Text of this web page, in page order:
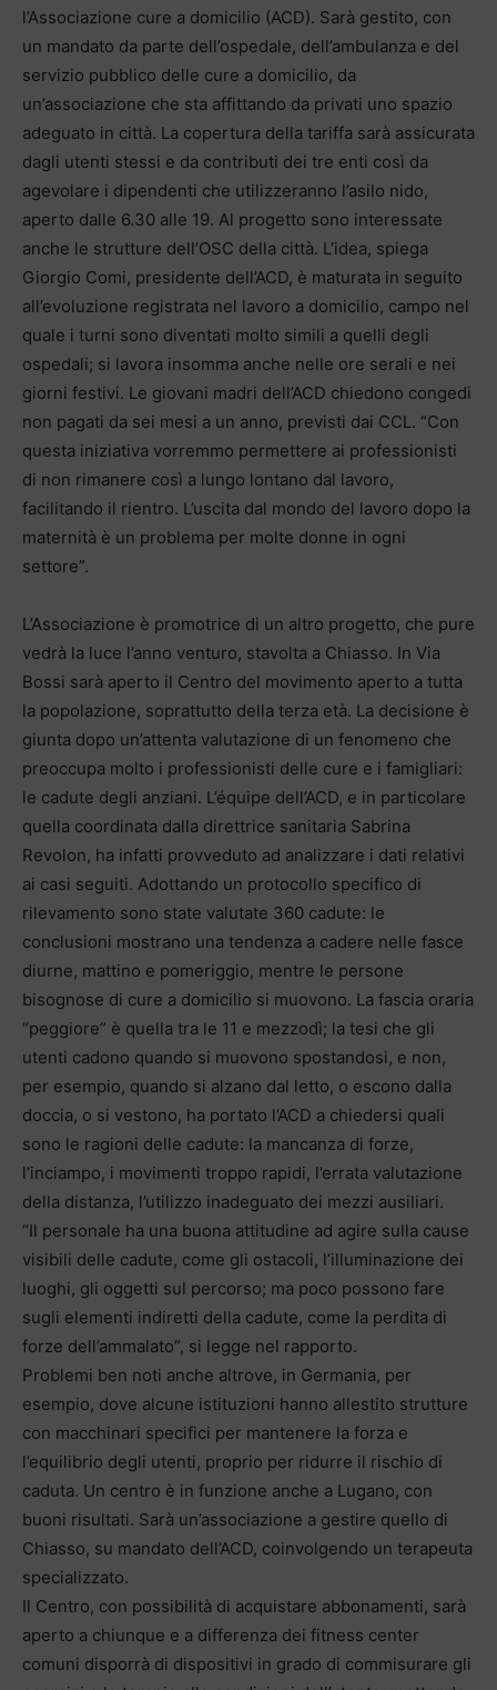
l’Associazione cure a domicilio (ACD). Sarà gestito, con
un mandato da parte dell’ospedale, dell’ambulanza e del
servizio pubblico delle cure a domicilio, da
un’associazione che sta affittando da privati uno spazio
adeguato in città. La copertura della tariffa sarà assicurata
dagli utenti stessi e da contributi dei tre enti così da
agevolare i dipendenti che utilizzeranno l’asilo nido,
aperto dalle 6.30 alle 19. Al progetto sono interessate
anche le strutture dell’OSC della città. L’idea, spiega
Giorgio Comi, presidente dell’ACD, è maturata in seguito
all’evoluzione registrata nel lavoro a domicilio, campo nel
quale i turni sono diventati molto simili a quelli degli
ospedali; si lavora insomma anche nelle ore serali e nei
giorni festivi. Le giovani madri dell’ACD chiedono congedi
non pagati da sei mesi a un anno, previsti dai CCL. “Con
questa iniziativa vorremmo permettere ai professionisti
di non rimanere così a lungo lontano dal lavoro,
facilitando il rientro. L’uscita dal mondo del lavoro dopo la
maternità è un problema per molte donne in ogni
settore”.
L’Associazione è promotrice di un altro progetto, che pure
vedrà la luce l’anno venturo, stavolta a Chiasso. In Via
Bossi sarà aperto il Centro del movimento aperto a tutta
la popolazione, soprattutto della terza età. La decisione è
giunta dopo un’attenta valutazione di un fenomeno che
preoccupa molto i professionisti delle cure e i famigliari:
le cadute degli anziani. L’équipe dell’ACD, e in particolare
quella coordinata dalla direttrice sanitaria Sabrina
Revolon, ha infatti provveduto ad analizzare i dati relativi
ai casi seguiti. Adottando un protocollo specifico di
rilevamento sono state valutate 360 cadute: le
conclusioni mostrano una tendenza a cadere nelle fasce
diurne, mattino e pomeriggio, mentre le persone
bisognose di cure a domicilio si muovono. La fascia oraria
“peggiore” è quella tra le 11 e mezzodì; la tesi che gli
utenti cadono quando si muovono spostandosi, e non,
per esempio, quando si alzano dal letto, o escono dalla
doccia, o si vestono, ha portato l’ACD a chiedersi quali
sono le ragioni delle cadute: la mancanza di forze,
l’inciampo, i movimenti troppo rapidi, l’errata valutazione
della distanza, l’utilizzo inadeguato dei mezzi ausiliari.
“Il personale ha una buona attitudine ad agire sulla cause
visibili delle cadute, come gli ostacoli, l’illuminazione dei
luoghi, gli oggetti sul percorso; ma poco possono fare
sugli elementi indiretti della cadute, come la perdita di
forze dell’ammalato”, si legge nel rapporto.
Problemi ben noti anche altrove, in Germania, per
esempio, dove alcune istituzioni hanno allestito strutture
con macchinari specifici per mantenere la forza e
l’equilibrio degli utenti, proprio per ridurre il rischio di
caduta. Un centro è in funzione anche a Lugano, con
buoni risultati. Sarà un’associazione a gestire quello di
Chiasso, su mandato dell’ACD, coinvolgendo un terapeuta
specializzato.
Il Centro, con possibilità di acquistare abbonamenti, sarà
aperto a chiunque e a differenza dei fitness center
comuni disporrà di dispositivi in grado di commisurare gli